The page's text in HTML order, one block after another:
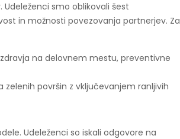
smo oblikovali šest
in možnosti povezovanja partnerjev. Za
na delovnem mestu, preventivne
zelenih površin z vključevanjem ranljivih
Udeleženci so iskali odgovore na